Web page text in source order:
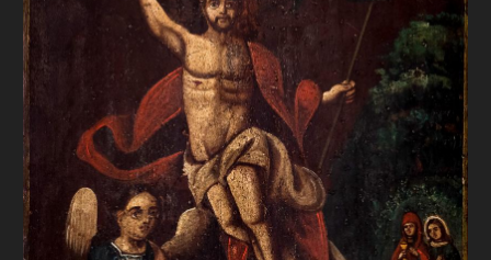
ОНЛАЙН-КРАМНИЦЯ